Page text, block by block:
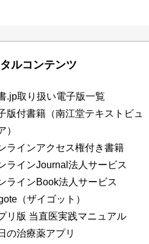
ルコンテンツ
.jp取り扱い電子版一覧
版付書籍（南江堂テキストビュ
）
ラインアクセス権付き書籍
ラインJournal法人サービス
ラインBook法人サービス
（ザイゴット）
リ版 当直医実践マニュアル
の治療薬アプリ